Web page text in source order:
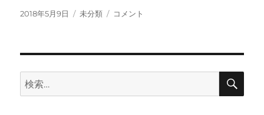
投
2018年5月9日
カ
未分類
Bash
フ
ル
コメント
検
索:
検